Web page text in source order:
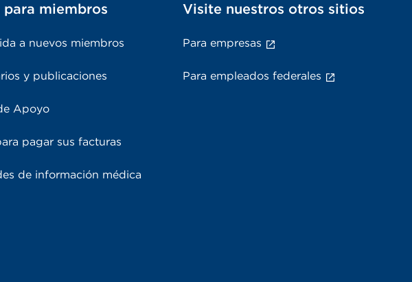
para miembros
a nuevos miembros
y publicaciones
Apoyo
pagar sus facturas
de información médica
Visite nuestros otros sitios
Para empresas
Para empleados federales